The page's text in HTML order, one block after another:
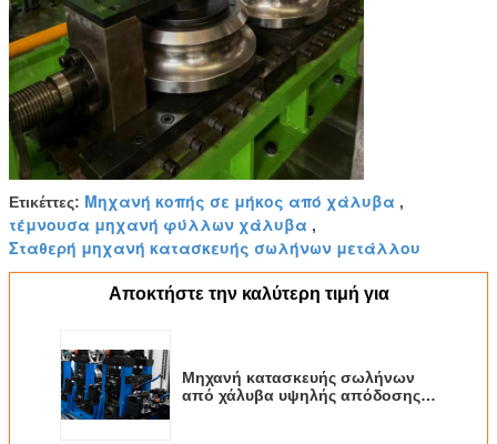
Ετικέττες: Μηχανή κοπής σε μήκος από χάλυβα ,
τέμνουσα μηχανή φύλλων χάλυβα ,
Σταθερή μηχανή κατασκευής σωλήνων μετάλλου
Αποκτήστε την καλύτερη τιμή για
Μηχανή κατασκευής σωλήνων
από χάλυβα υψηλής απόδοσης